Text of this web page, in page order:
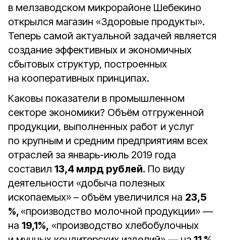
в мелзаводском микрорайоне Шебекино
открылся магазин «Здоровые продукты».
Теперь самой актуальной задачей является
создание эффективных и экономичных
сбытовых структур, построенных
на кооперативных принципах.
Каковы показатели в промышленном
секторе экономики? Объём отгруженной
продукции, выполненных работ и услуг
по крупным и средним предприятиям всех
отраслей за январь-июль 2019 года
составил 13,4 млрд рублей. По виду
деятельности «добыча полезных
ископаемых» – объём увеличился на 23,5
%, «производство молочной продукции» —
на 19,1%, «производство хлебобулочных